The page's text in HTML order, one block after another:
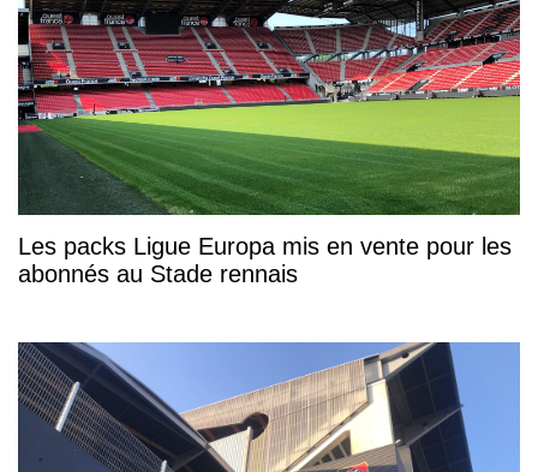
Les packs Ligue Europa mis en vente pour les
abonnés au Stade rennais